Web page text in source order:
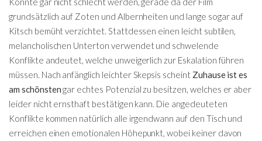
grundsätzlich auf Zoten und Albernheiten und lange sogar auf
Kitsch bemüht verzichtet. Stattdessen einen leicht subtilen,
melancholischen Unterton verwendet und schwelende
Konflikte andeutet, welche unweigerlich zur Eskalation führen
müssen. Nach anfänglich leichter Skepsis scheint Zuhause ist es
am schönstengar echtes Potenzial zu besitzen, welches er aber
leider nicht ernsthaft bestätigen kann. Die angedeuteten
Konflikte kommen natürlich alle irgendwann auf den Tisch und
erreichen einen emotionalen Höhepunkt, wobei keiner davon